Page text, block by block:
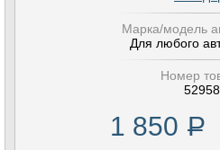
Марка/модель
Для любого
Номер
52958
1 850 Р